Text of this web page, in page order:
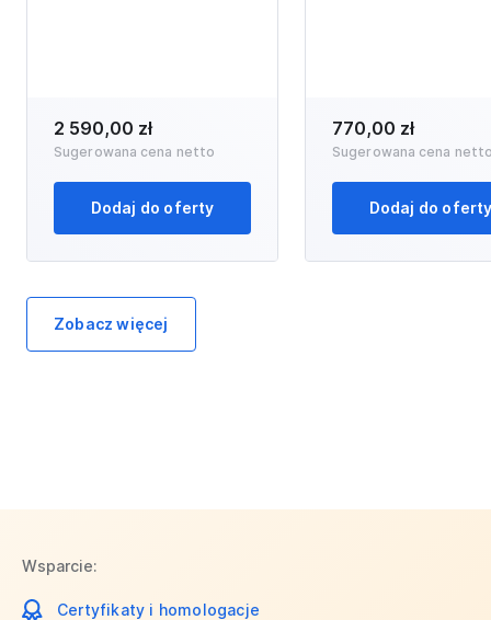
2 590,00 zł
Sugerowana cena netto
Dodaj do oferty
770,00 zł
Sugerowana cena
Dodaj do
Zobacz więcej
Wsparcie:
Certyfikaty i homologacje